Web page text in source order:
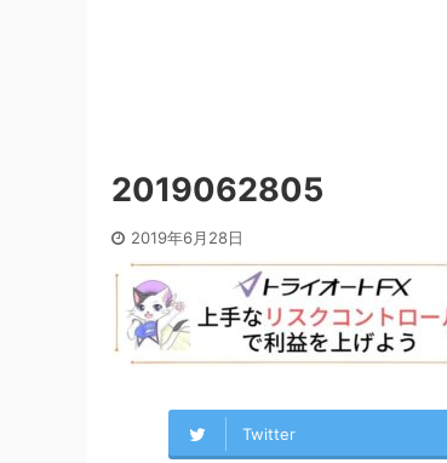
2019062805
2019年6月28日
Twitter